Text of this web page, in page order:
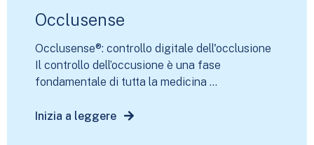
Occlusense
Occlusense®: controllo digitale dell'occlusione
Il controllo dell’occusione è una fase
fondamentale di tutta la medicina ...
Inizia a leggere